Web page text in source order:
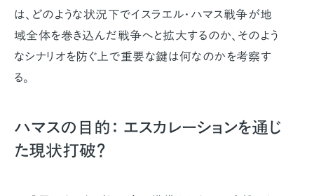
は、どのような状況下でイスラエル・ハマス戦争が地
域全体を巻き込んだ戦争へと拡大するのか、そのよう
なシナリオを防ぐ上で重要な鍵は何なのかを考察す
る。
ハマスの目的： エスカレーションを通じ
た現状打破？